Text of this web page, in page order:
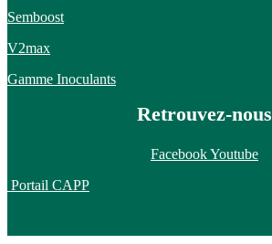
Semboost
V2max
Gamme Inoculants
Retrouvez-nous
FacebookYoutube
Portail CAPP